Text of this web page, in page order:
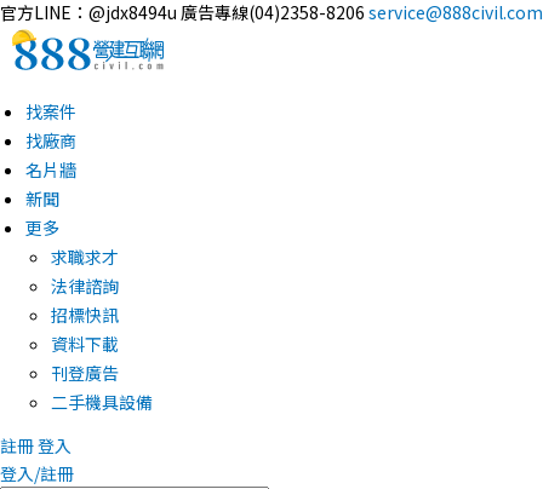
官方LINE：@jdx8494u 廣告專線(04)2358-8206 service@888civil.com
找案件
找廠商
名片牆
新聞
更多
求職求才
法律諮詢
招標快訊
資料下載
刊登廣告
二手機具設備
註冊登入
登入/註冊